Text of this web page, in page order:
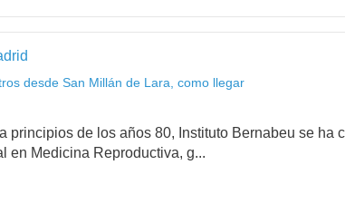
desde San Millán de Lara, como llegar
principios de los años 80, Instituto Bernabeu se ha
en Medicina Reproductiva, g...